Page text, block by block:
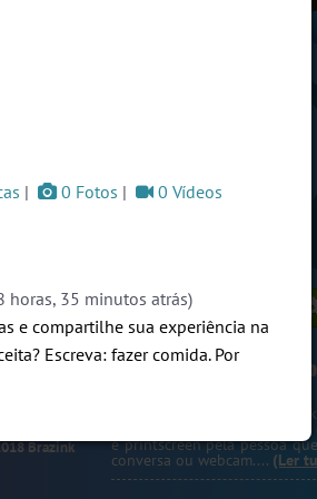
Protegemos o seu IP de
webcam. Entretanto,
e printscreen pela pessoa
conversa ou webcam.... (Ler
Brazink
| 0 Fotos | 0 Vídeos
35 minutos atrás)
e compartilhe sua experiência na
Escreva: fazer comida. Por